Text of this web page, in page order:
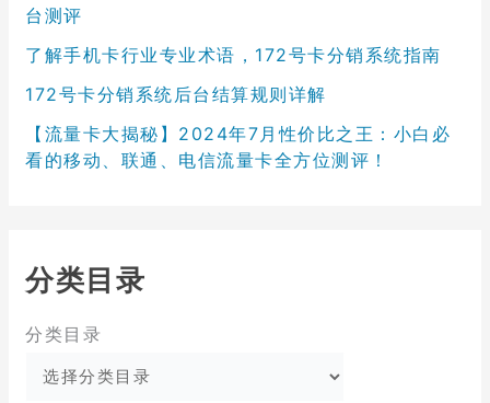
台测评
了解手机卡行业专业术语，172号卡分销系统指南
172号卡分销系统后台结算规则详解
【流量卡大揭秘】2024年7月性价比之王：小白必
看的移动、联通、电信流量卡全方位测评！
分类目录
分类目录